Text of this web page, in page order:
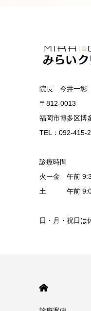
院長 今井一彰
〒812-0013
福岡市博多区博
TEL：092-415-
診療時間
火ー金 午前
土 午前
日・月・祝日は